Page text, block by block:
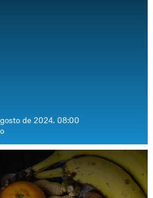
de 2024. 08:00